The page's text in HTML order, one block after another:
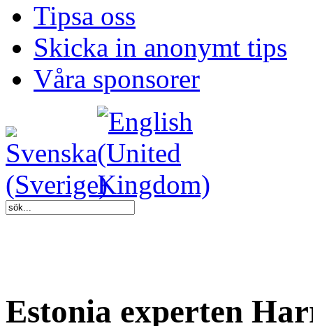
Tipsa oss
Skicka in anonymt tips
Våra sponsorer
Estonia experten